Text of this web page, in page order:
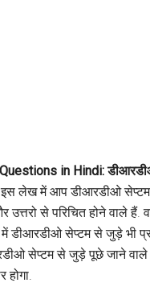
Questions in Hindi:
इस लेख में आप डीआरडीओ
उत्तरो से परिचित होने वाले हैं.
में डीआरडीओ सेप्टम से जुड़े भी
सेप्टम से जुड़े पूछे जाने वाले
होगा.